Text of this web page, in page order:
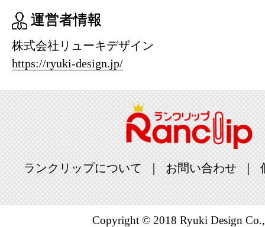
運営者情報
株式会社リューキデザイン
https://ryuki-design.jp/
ランクリップについて お問い合わせ
Copyright © 2018 Ryuki Design